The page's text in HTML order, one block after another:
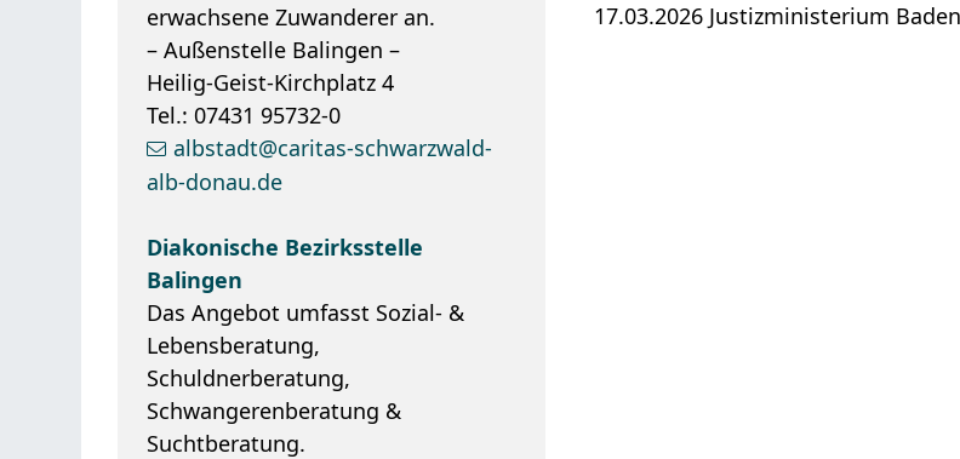
erwachsene Zuwanderer an.
– Außenstelle Balingen –
Heilig-Geist-Kirchplatz 4
Tel.: 07431 95732-0
albstadt@caritas-schwarzwald-
alb-donau.de
Diakonische Bezirksstelle
Balingen
Das Angebot umfasst Sozial- &
Lebensberatung,
Schuldnerberatung,
Schwangerenberatung &
Suchtberatung.
17.03.2026 Justizministerium